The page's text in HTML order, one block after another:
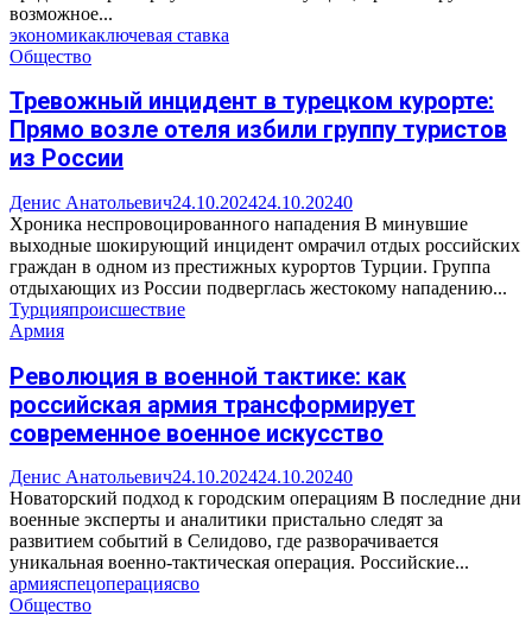
возможное...
экономикаключевая ставка
Общество
Тревожный инцидент в турецком курорте:
Прямо возле отеля избили группу туристов
из России
Денис Анатольевич24.10.202424.10.20240
Хроника неспровоцированного нападения В минувшие
выходные шокирующий инцидент омрачил отдых российских
граждан в одном из престижных курортов Турции. Группа
отдыхающих из России подверглась жестокому нападению...
Турцияпроисшествие
Армия
Революция в военной тактике: как
российская армия трансформирует
современное военное искусство
Денис Анатольевич24.10.202424.10.20240
Новаторский подход к городским операциям В последние дни
военные эксперты и аналитики пристально следят за
развитием событий в Селидово, где разворачивается
уникальная военно-тактическая операция. Российские...
армияспецоперациясво
Общество